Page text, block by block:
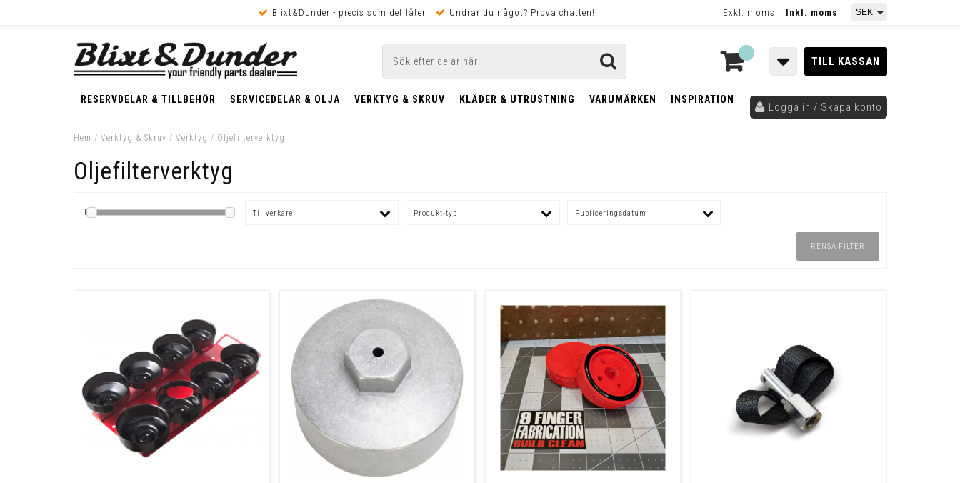
Blixt&Dunder - precis som det låter Undrar du något? Prova chatten! Exkl. moms Inkl. moms
TILL KASSAN
RESERVDELAR & TILLBEHÖR SERVICEDELAR & OLJA VERKTYG & SKRUV KLÄDER & UTRUSTNING VARUMÄRKEN INSPIRATION
Logga in / Skapa konto
Hem / Verktyg & Skruv / Verktyg / Oljefilterverktyg
Oljefilterverktyg
Publiceringsdatum
Pris Tillverkare Produkt-typ
RENSA FILTER